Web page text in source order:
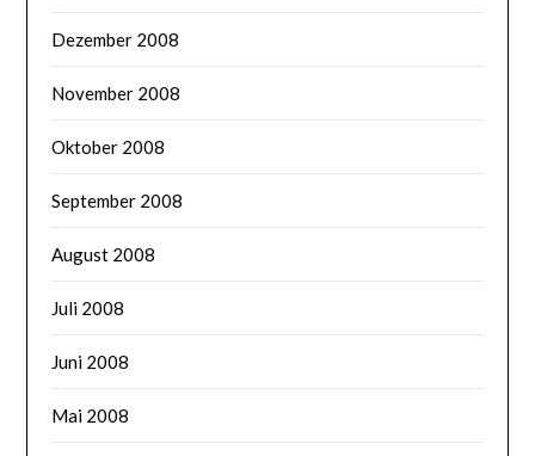
Dezember 2008
November 2008
Oktober 2008
September 2008
August 2008
Juli 2008
Juni 2008
Mai 2008